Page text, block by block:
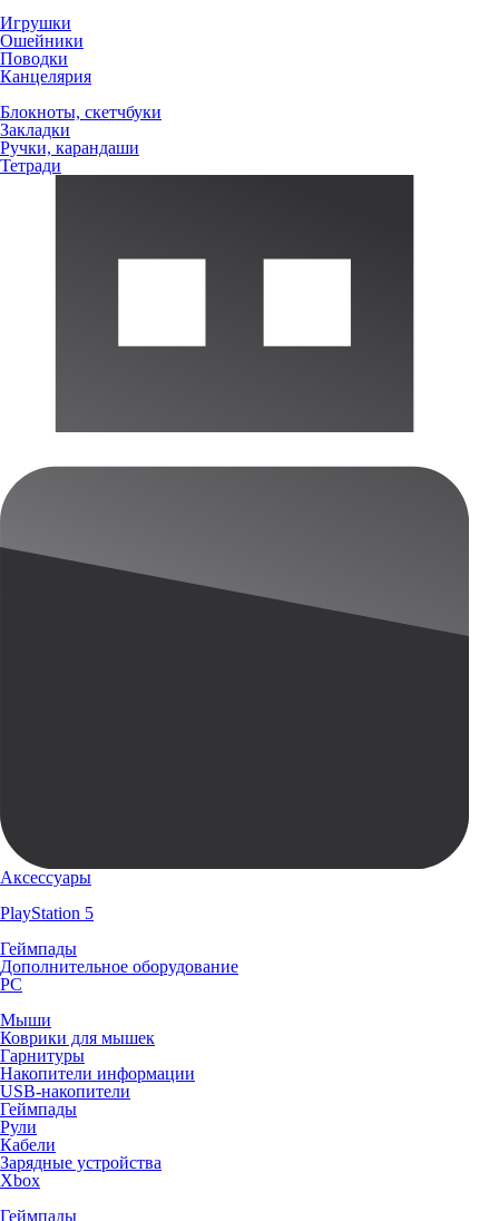
Игрушки
Ошейники
Поводки
Канцелярия
Блокноты, скетчбуки
Закладки
Ручки, карандаши
Тетради
Аксессуары
PlayStation 5
Геймпады
Дополнительное оборудование
PC
Мыши
Коврики для мышек
Гарнитуры
Накопители информации
USB-накопители
Геймпады
Рули
Кабели
Зарядные устройства
Xbox
Геймпады